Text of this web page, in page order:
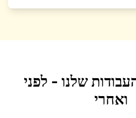
שלנו - לפני
ואחרי